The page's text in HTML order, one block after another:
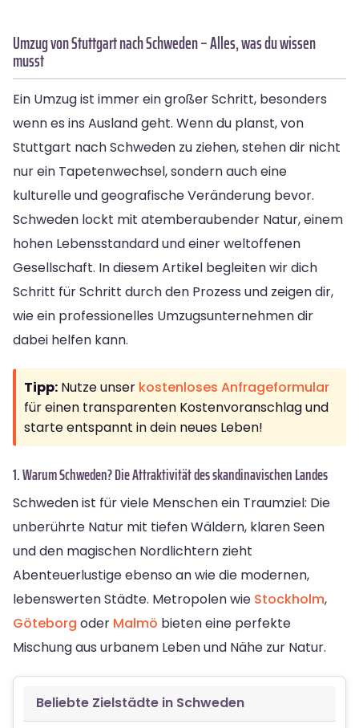
Umzug von Stuttgart nach Schweden – Alles, was du wissen
musst
Ein Umzug ist immer ein großer Schritt, besonders
wenn es ins Ausland geht. Wenn du planst, von
Stuttgart nach Schweden zu ziehen, stehen dir nicht
nur ein Tapetenwechsel, sondern auch eine
kulturelle und geografische Veränderung bevor.
Schweden lockt mit atemberaubender Natur, einem
hohen Lebensstandard und einer weltoffenen
Gesellschaft. In diesem Artikel begleiten wir dich
Schritt für Schritt durch den Prozess und zeigen dir,
wie ein professionelles Umzugsunternehmen dir
dabei helfen kann.
Tipp: Nutze unser kostenloses Anfrageformular
für einen transparenten Kostenvoranschlag und
starte entspannt in dein neues Leben!
1. Warum Schweden? Die Attraktivität des skandinavischen Landes
Schweden ist für viele Menschen ein Traumziel: Die
unberührte Natur mit tiefen Wäldern, klaren Seen
und den magischen Nordlichtern zieht
Abenteuerlustige ebenso an wie die modernen,
lebenswerten Städte. Metropolen wie Stockholm,
Göteborg oder Malmö bieten eine perfekte
Mischung aus urbanem Leben und Nähe zur Natur.
Beliebte Zielstädte in Schweden